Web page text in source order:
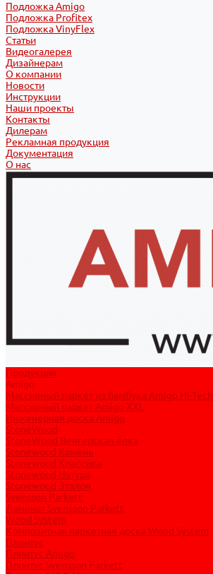
Подложка Amigo
Подложка Profitex
Подложка VinyFlex
Статьи
Видеогалерея
Дизайнерам
О компании
Новости
Инструкции
Наши проекты
Контакты
Дилерам
Рекламная продукция
Документация
О нас
Продукция
Amigo
Массивный паркет из бамбука Amigo Hi-Tech
Массивный паркет Amigo XXL
Инженерная доска Amigo
StoneWood
StoneWood Венгерская ёлка
Stonewood Камень
Stonewood Классика
Stonewood Натура
Stonewood Эталон
Svensson Parkett
Ламинат Svensson Parkett
Wood System
Композитная паркетная доска Wood System
Плинтус
Плинтус Amigo
Плинтус Svensson Parkett